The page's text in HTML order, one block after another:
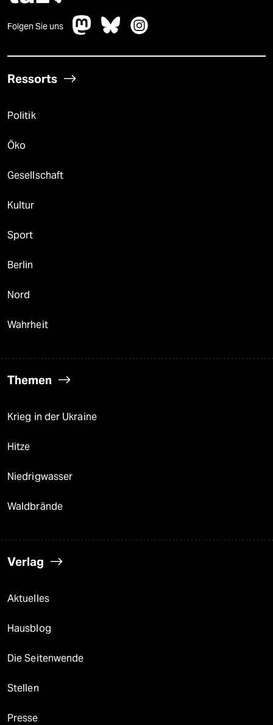
Folgen Sie uns
Ressorts
Politik
Öko
Gesellschaft
Kultur
Sport
Berlin
Nord
Wahrheit
Themen
Krieg in der Ukraine
Hitze
Niedrigwasser
Waldbrände
Verlag
Aktuelles
Hausblog
Die Seitenwende
Stellen
Presse